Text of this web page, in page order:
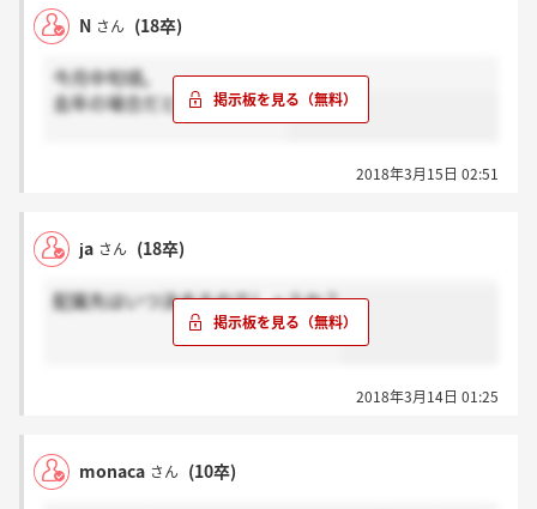
N さん (18卒)
今月中旬頃。
去年の場合だと15日でした。
2018年3月15日 02:51
ja さん (18卒)
配属先はいつ決まるのでしょうか？
2018年3月14日 01:25
monaca さん (10卒)